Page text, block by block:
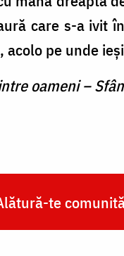
care s-a ivit
acolo pe unde
oameni –
te